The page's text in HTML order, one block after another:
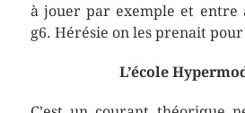
à jouer par exemple et entre
g6. Hérésie on les prenait pour
L’école